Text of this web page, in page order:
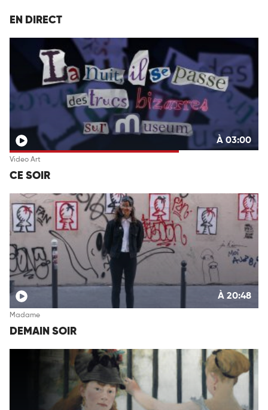
EN DIRECT
À 03:00
Video Art
CE SOIR
À 20:48
Madame
DEMAIN SOIR